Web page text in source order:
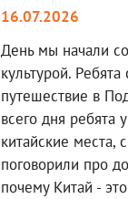
16.07.2026
День мы начали
культурой.
путешествие в
всего дня ребята
китайские места,
поговорили про
почему Китай -